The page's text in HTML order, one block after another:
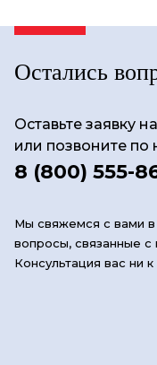
Остались
Оставьте заявку
или позвоните по
8 (800) 555-
Мы свяжемся с вами в
вопросы, связанные с
Консультация вас ни